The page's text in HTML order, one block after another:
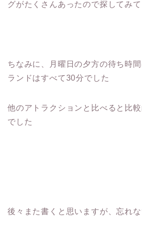
グがたくさんあったので探してみ
ちなみに、月曜日の夕方の待ち時
ランドはすべて30分でした
他のアトラクションと比べると比
でした
後々また書くと思いますが、忘れ